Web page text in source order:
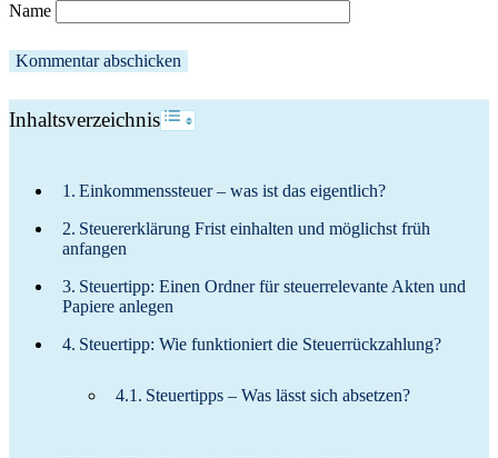
Name
InhaltsverzeichnisToggle Table of Content
Einkommenssteuer – was ist das eigentlich?
Steuererklärung Frist einhalten und möglichst früh
anfangen
Steuertipp: Einen Ordner für steuerrelevante Akten und
Papiere anlegen
Steuertipp: Wie funktioniert die Steuerrückzahlung?
Steuertipps – Was lässt sich absetzen?